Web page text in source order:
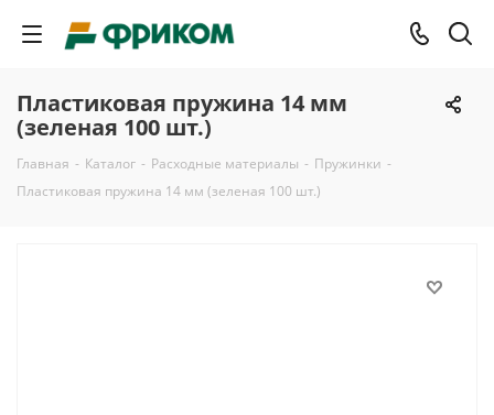
Пластиковая пружина 14 мм
(зеленая 100 шт.)
Главная - Каталог - Расходные материалы - Пружинки -
Пластиковая пружина 14 мм (зеленая 100 шт.)